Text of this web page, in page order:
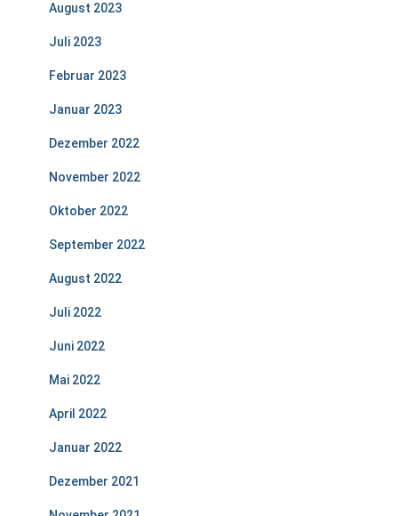
August 2023
Juli 2023
Februar 2023
Januar 2023
Dezember 2022
November 2022
Oktober 2022
September 2022
August 2022
Juli 2022
Juni 2022
Mai 2022
April 2022
Januar 2022
Dezember 2021